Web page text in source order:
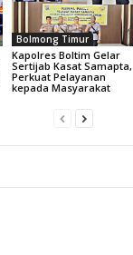
Bolmong Timur
Kapolres Boltim Gelar
Sertijab Kasat Samapta,
Perkuat Pelayanan
kepada Masyarakat